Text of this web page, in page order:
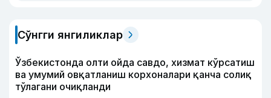
Сўнгги янгиликлар
Ўзбекистонда олти ойда савдо, хизмат кўрсатиш
ва умумий овқатланиш корхоналари қанча солиқ
тўлагани очиқланди